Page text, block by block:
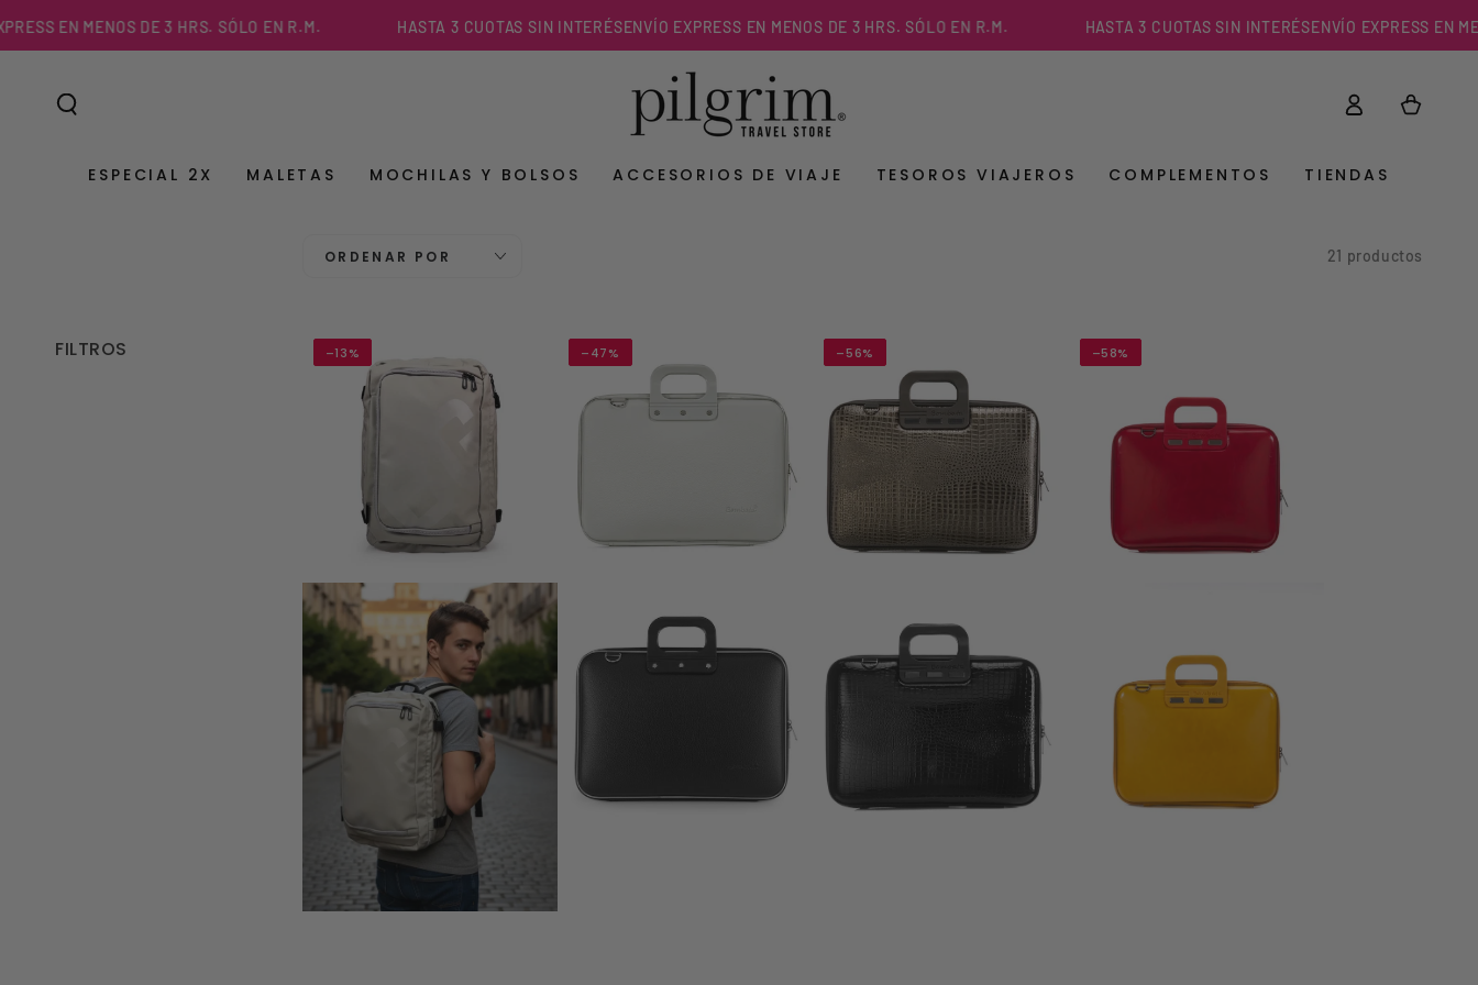
CONTENIDO
MENOS DE 3 HRS. SÓLO EN R.M. HASTA 3 CUOTAS SIN INTERÉSENVÍO EXPRESS EN MENOS DE 3 HRS. SÓLO EN R.M. HASTA 3 CUOTAS SIN INTERÉSENVÍO EXPRESS EN MENOS DE
ESPECIAL 2X MALETAS MOCHILAS Y BOLSOS ACCESORIOS DE VIAJE TESOROS VIAJEROS COMPLEMENTOS TIENDAS
Iniciar
sesión
Carrito
FILTROS
ORDENAR POR 21 productos
–13% –47% –56% –58%